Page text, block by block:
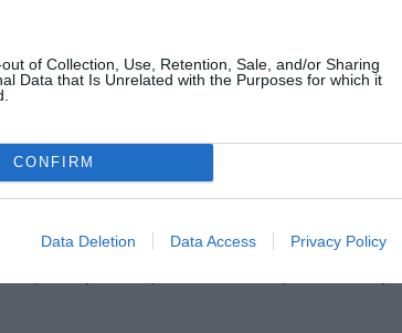
of Collection, Use, Retention, Sale, and/or Sharing
Data that Is Unrelated with the Purposes for which it
CONFIRM
Data Deletion Data Access Privacy Policy
ευρώ στις 25.000 ευρώ.
το όριο αυξάνεται από τις 28.000 ευρώ